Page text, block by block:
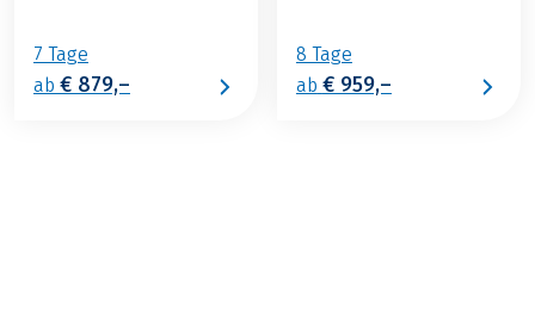
7 Tage
ab € 879,–
8 Tage
ab € 959,–